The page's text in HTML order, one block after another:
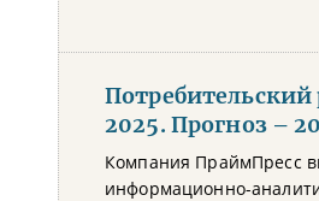
2025. Прогноз –
Компания ПраймПресс
информационно-